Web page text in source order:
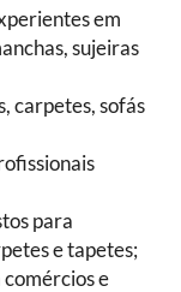
em
sujeiras
carpetes, sofás
para
e tapetes;
e